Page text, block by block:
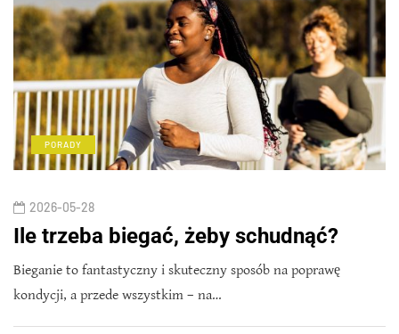
PORADY
2026-05-28
Ile trzeba biegać, żeby schudnąć?
Bieganie to fantastyczny i skuteczny sposób na poprawę
kondycji, a przede wszystkim – na…